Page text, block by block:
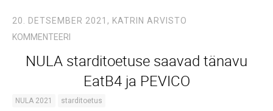
20. DETSEMBER 2021, KATRIN ARVISTO
KOMMENTEERI
NULA starditoetuse saavad tänavu
EatB4 ja PEVICO
NULA 2021 starditoetus